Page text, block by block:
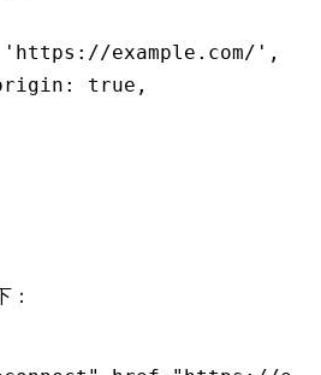
'https://example.com/' ,
: true ,